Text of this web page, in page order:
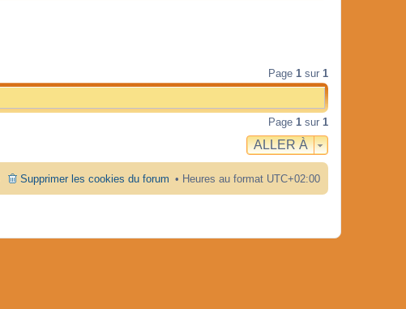
Page 1 sur 1
Page 1 sur 1
ALLER À
Heures au format UTC+02:00
Supprimer les cookies du forum